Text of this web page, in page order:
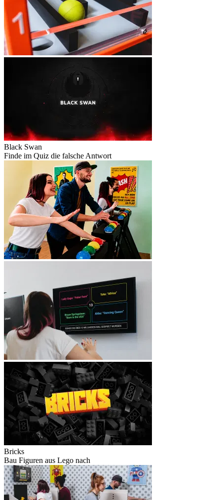
Black Swan
Finde im Quiz die falsche Antwort
Bricks
Bau Figuren aus Lego nach